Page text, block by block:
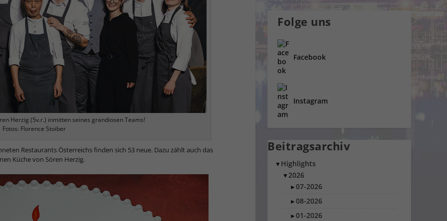
Herzig (5v.r.) inmitten seines grandiosen Teams!
Fotos: Florence Stoiber
Restaurants Österreichs finden sich 53 neue. Dazu zählt auch das
Küche von Sören Herzig.
Folge uns
Facebook
Instagram
Beitragsarchiv
▼ Highlights
▼2026
►07-2026
►08-2026
►01-2026